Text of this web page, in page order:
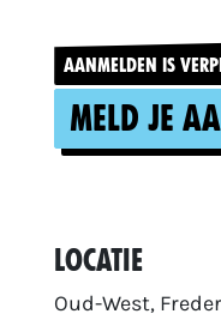
AANMELDEN IS
Meld je
Locatie
Oud-West,